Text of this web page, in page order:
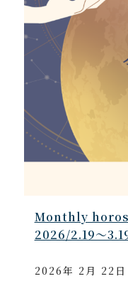
Monthly
2026/2.19～
2026年 2月 22日